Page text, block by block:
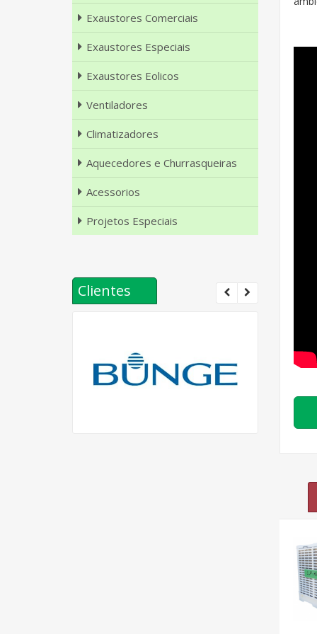
Exaustores Comerciais
Exaustores Especiais
Exaustores Eolicos
Ventiladores
Climatizadores
Aquecedores e Churrasqueiras
Acessorios
Projetos Especiais
Clientes